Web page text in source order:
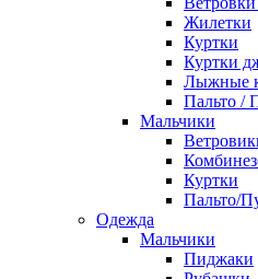
Жилетки
Куртки
Куртки
Лыжные
Пальто /
Мальчики
Куртки
Пальто/
Одежда
Мальчики
Пиджаки